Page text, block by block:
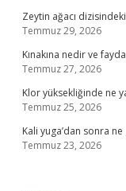
Zeytin ağacı
Temmuz 29, 2026
Kınakına nedir ve
Temmuz 27, 2026
Klor yüksekliğinde ne
Temmuz 25, 2026
Kali yuga’dan sonra ne
Temmuz 23, 2026